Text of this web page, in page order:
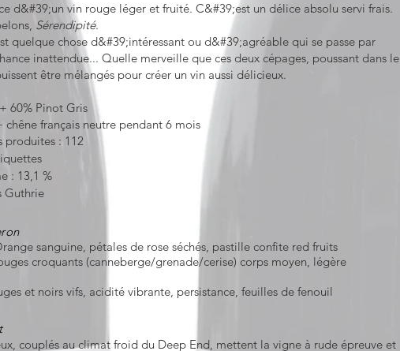
d&#39;un vin rouge léger et fruité. C&#39;est un délice absolu servi frais.
Sérendipité.
quelque chose d&#39;intéressant ou d&#39;agréable qui se passe par
inattendue... Quelle merveille que ces deux cépages, poussant dans le
être mélangés pour créer un vin aussi délicieux.
60% Pinot Gris
français neutre pendant 6 mois
produites : 112
: 13,1 %
Guthrie
sanguine, pétales de rose séchés, pastille confite red fruits
croquants (canneberge/grenade/cerise) corps moyen, légère
et noirs vifs, acidité vibrante, persistance, feuilles de fenouil
couplés au climat froid du Deep End, mettent la vigne à rude épreuve et